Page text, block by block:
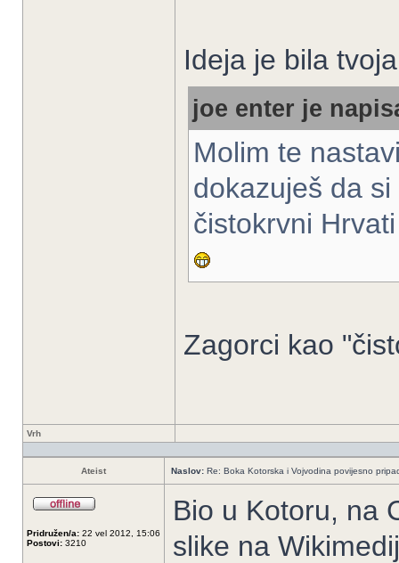
Ideja je bila
joe enter je
Molim te
dokazuješ da
čistokrvni
Zagorci kao
Vrh
Ateist Naslov: Re: Boka Kotorska i Vojvodina povijesno
Pridružen/a: 22 vel 2012, 15:06
Postovi: 3210
Bio u Kotoru, na
slike na